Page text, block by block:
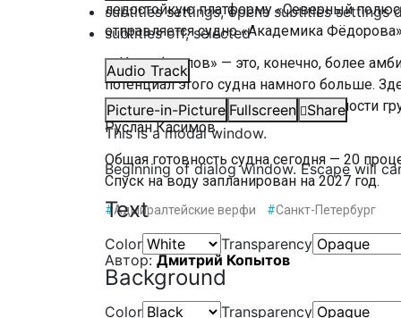
subtitles settings, opens subtitles settings
subtitles off, selected
Audio Track
Picture-in-Picture Fullscreen
Share
This is a modal window.
Beginning of dialog window. Escape will
Text
Color Transparency
Background
Color Transparency
ледостойкую платформу «Северный
отправляется судно «Академика
«»Иван Фролов» — это, конечно, более
потенциал этого судна намного больше.
потенциал вместимости, перевозимости
Руслан Касимов.
Общая готовность судна сегодня — 20
Спуск на воду запланирован на 2027 год.
#Адмиралтейские верфи #Санкт-Петербург
Автор:Дмитрий Копытов